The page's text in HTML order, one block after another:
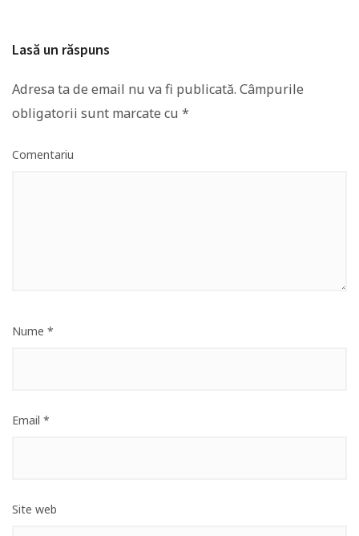
Lasă un răspuns
Adresa ta de email nu va fi publicată. Câmpurile
obligatorii sunt marcate cu *
Comentariu
Nume *
Email *
Site web